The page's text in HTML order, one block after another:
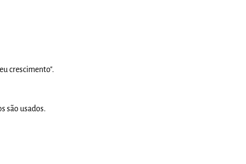
crescimento".
são usados.